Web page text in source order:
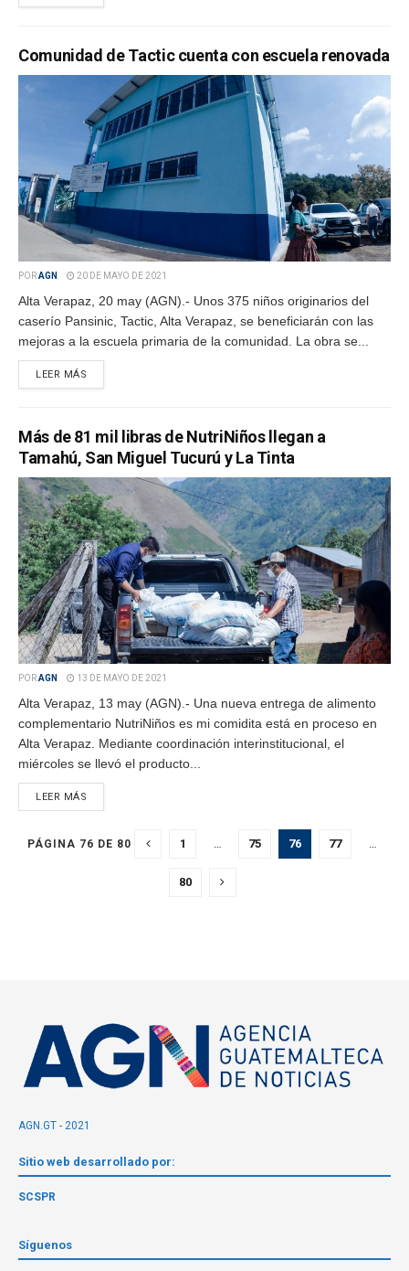
Comunidad de Tactic cuenta con escuela renovada
PORAGN 20 DE MAYO DE 2021
Alta Verapaz, 20 may (AGN).- Unos 375 niños originarios del
caserío Pansinic, Tactic, Alta Verapaz, se beneficiarán con las
mejoras a la escuela primaria de la comunidad. La obra se...
LEER MÁS
Más de 81 mil libras de NutriNiños llegan a
Tamahú, San Miguel Tucurú y La Tinta
PORAGN 13 DE MAYO DE 2021
Alta Verapaz, 13 may (AGN).- Una nueva entrega de alimento
complementario NutriNiños es mi comidita está en proceso en
Alta Verapaz. Mediante coordinación interinstitucional, el
miércoles se llevó el producto...
LEER MÁS
PÁGINA 76 DE 80 1 … 75 76 77 …
80
AGN.GT - 2021
Sitio web desarrollado por:
SCSPR
Síguenos